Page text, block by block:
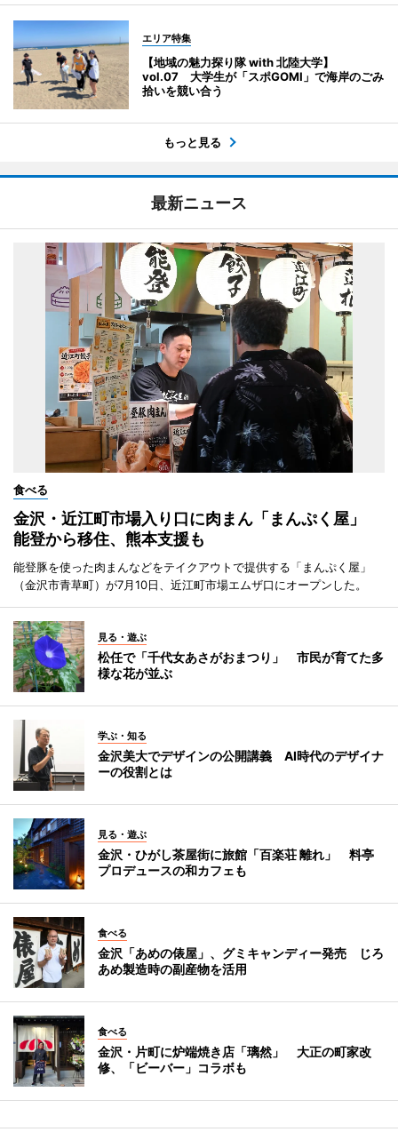
エリア特集
【地域の魅力探り隊 with 北陸大学】
vol.07 大学生が「スポGOMI」で海岸のごみ
拾いを競い合う
もっと見る
最新ニュース
食べる
金沢・近江町市場入り口に肉まん「まんぷく屋」
能登から移住、熊本支援も
能登豚を使った肉まんなどをテイクアウトで提供する「まんぷく屋」
（金沢市青草町）が7月10日、近江町市場エムザ口にオープンした。
見る・遊ぶ
松任で「千代女あさがおまつり」 市民が育てた多
様な花が並ぶ
学ぶ・知る
金沢美大でデザインの公開講義 AI時代のデザイナ
ーの役割とは
見る・遊ぶ
金沢・ひがし茶屋街に旅館「百楽荘 離れ」 料亭
プロデュースの和カフェも
食べる
金沢「あめの俵屋」、グミキャンディー発売 じろ
あめ製造時の副産物を活用
食べる
金沢・片町に炉端焼き店「璃然」 大正の町家改
修、「ビーバー」コラボも